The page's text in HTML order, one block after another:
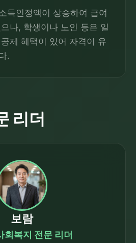
득인정액이 상승하여 급여
나, 학생이나 노인 등은 일
제 혜택이 있어 자격이 유
.
리더
보람
회복지 전문 리더